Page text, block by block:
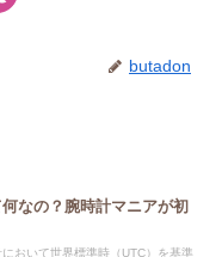
butadon
なの？腕時計マニアが初
おいて世界標準時（UTC）を基準